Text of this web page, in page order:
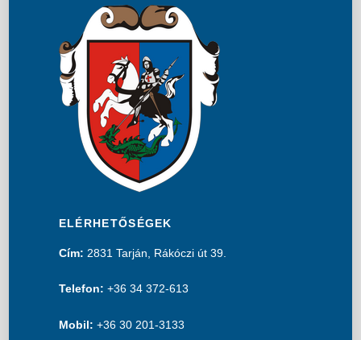
ELÉRHETŐSÉGEK
Cím: 2831 Tarján, Rákóczi út 39.
Telefon: +36 34 372-613
Mobil: +36 30 201-3133